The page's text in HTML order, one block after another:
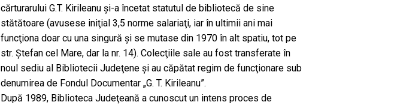
cărturarului G.T. Kirileanu şi-a încetat statutul de bibliotecă de sine
stătătoare (avusese iniţial 3,5 norme salariaţi, iar în ultimii ani mai
funcţiona doar cu una singură şi se mutase din 1970 în alt spatiu, tot pe
str. Ştefan cel Mare, dar la nr. 14). Colecţiile sale au fost transferate în
noul sediu al Bibliotecii Judeţene şi au căpătat regim de funcţionare sub
denumirea de Fondul Documentar „G. T. Kirileanu”.
După 1989, Biblioteca Judeţeană a cunoscut un intens proces de